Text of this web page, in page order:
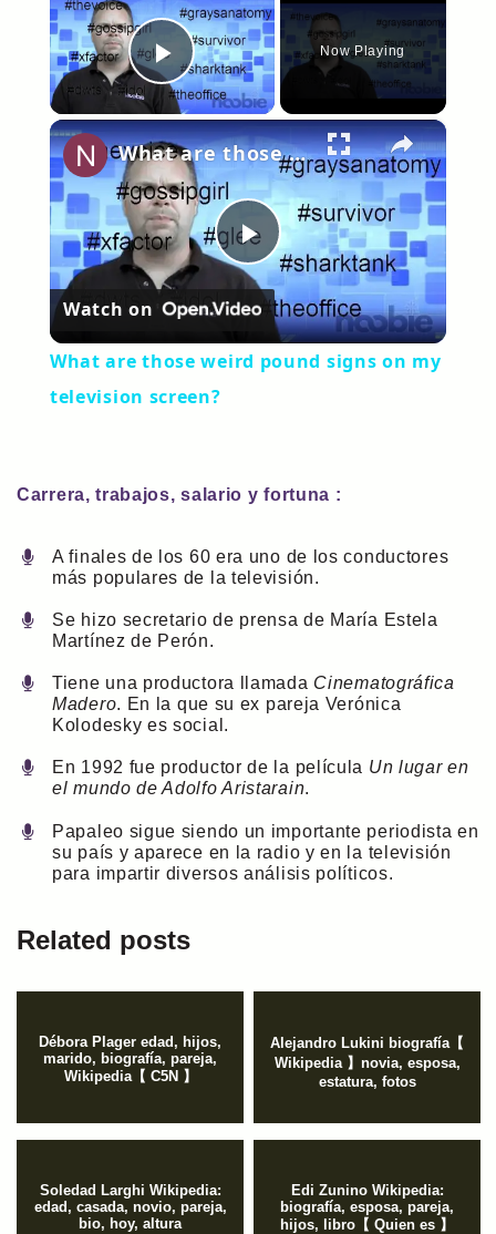
Play Video
Now Playing
×
Play
Video
What are those weird pound signs on my television screen?
Watch on
What are those weird pound signs on my
television screen?
Carrera, trabajos, salario y fortuna :
A finales de los 60 era uno de los conductores
más populares de la televisión.
Se hizo secretario de prensa de María Estela
Martínez de Perón.
Tiene una productora llamada Cinematográfica
Madero. En la que su ex pareja Verónica
Kolodesky es social.
En 1992 fue productor de la película Un lugar en
el mundo de Adolfo Aristarain.
Papaleo sigue siendo un importante periodista en
su país y aparece en la radio y en la televisión
para impartir diversos análisis políticos.
Related posts
Débora Plager edad, hijos,
marido, biografía, pareja,
Wikipedia【 C5N 】
Alejandro Lukini biografía【
Wikipedia 】novia, esposa,
estatura, fotos
Soledad Larghi Wikipedia:
edad, casada, novio, pareja,
bio, hoy, altura
Edi Zunino Wikipedia:
biografía, esposa, pareja,
hijos, libro【 Quien es 】